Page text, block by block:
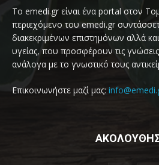
Το emedi.gr είναι ένα portal στον
περιεχόμενο του emedi.gr
διακεκριμένων επιστημόνων αλλά
υγείας, που προσφέρουν τις
ανάλογα με το γνωστικό τους
Επικοινωνήστε μαζί μας: